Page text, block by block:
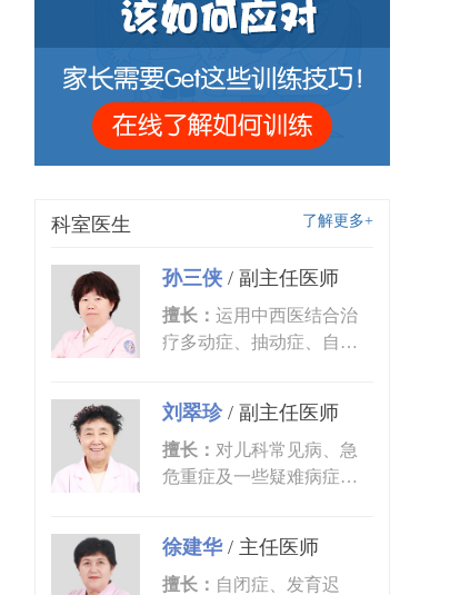
了解更多+
科室医生
孙三侠 / 副主任医师
擅长： 运用中西医结合治
疗多动症、抽动症、自闭
刘翠珍/ 副主任医师
擅长： 对儿科常见病、急
危重症及一些疑难病症的
徐建华/ 主任医师
擅长： 自闭症、发育迟